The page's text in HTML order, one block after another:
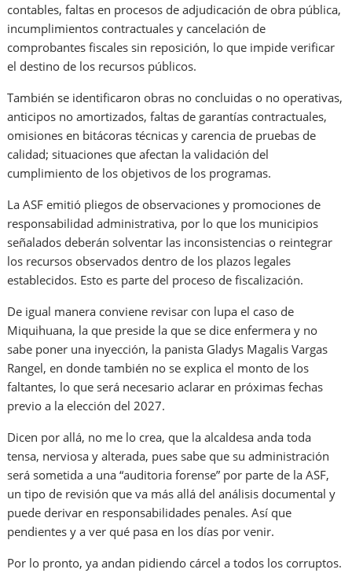
contables, faltas en procesos de adjudicación de obra pública,
incumplimientos contractuales y cancelación de
comprobantes fiscales sin reposición, lo que impide verificar
el destino de los recursos públicos.
También se identificaron obras no concluidas o no operativas,
anticipos no amortizados, faltas de garantías contractuales,
omisiones en bitácoras técnicas y carencia de pruebas de
calidad; situaciones que afectan la validación del
cumplimiento de los objetivos de los programas.
La ASF emitió pliegos de observaciones y promociones de
responsabilidad administrativa, por lo que los municipios
señalados deberán solventar las inconsistencias o reintegrar
los recursos observados dentro de los plazos legales
establecidos. Esto es parte del proceso de fiscalización.
De igual manera conviene revisar con lupa el caso de
Miquihuana, la que preside la que se dice enfermera y no
sabe poner una inyección, la panista Gladys Magalis Vargas
Rangel, en donde también no se explica el monto de los
faltantes, lo que será necesario aclarar en próximas fechas
previo a la elección del 2027.
Dicen por allá, no me lo crea, que la alcaldesa anda toda
tensa, nerviosa y alterada, pues sabe que su administración
será sometida a una “auditoria forense” por parte de la ASF,
un tipo de revisión que va más allá del análisis documental y
puede derivar en responsabilidades penales. Así que
pendientes y a ver qué pasa en los días por venir.
Por lo pronto, ya andan pidiendo cárcel a todos los corruptos.